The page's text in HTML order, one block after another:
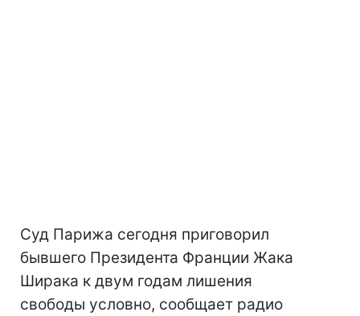
Суд Парижа сегодня приговорил
бывшего Президента Франции Жака
Ширака к двум годам лишения
свободы условно, сообщает радио